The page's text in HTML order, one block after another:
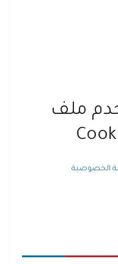
ملف
الخصوصية